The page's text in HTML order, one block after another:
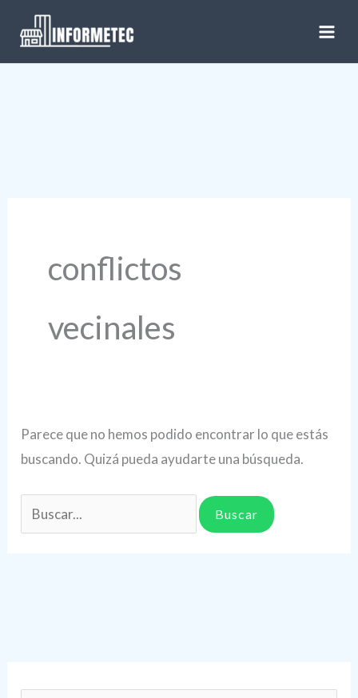
contenido
conflictos
vecinales
Parece que no hemos podido encontrar lo que estás
buscando. Quizá pueda ayudarte una búsqueda.
Buscar
por: